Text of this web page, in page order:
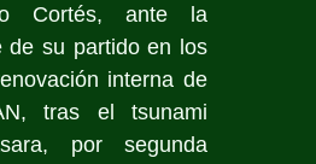
Cortés, ante la
de su partido en los
interna de
tras el tsunami
por segunda